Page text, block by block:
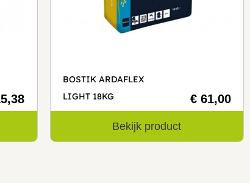
BOSTIK ARDAFLEX
LIGHT 18KG
€ 61,00
Bekijk product